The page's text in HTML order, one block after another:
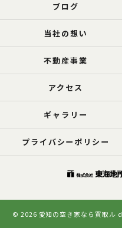
ブログ
当社の想い
不動産事業
アクセス
ギャラリー
プライバシーポリシー
© 2026 愛知の空き家なら買取ル